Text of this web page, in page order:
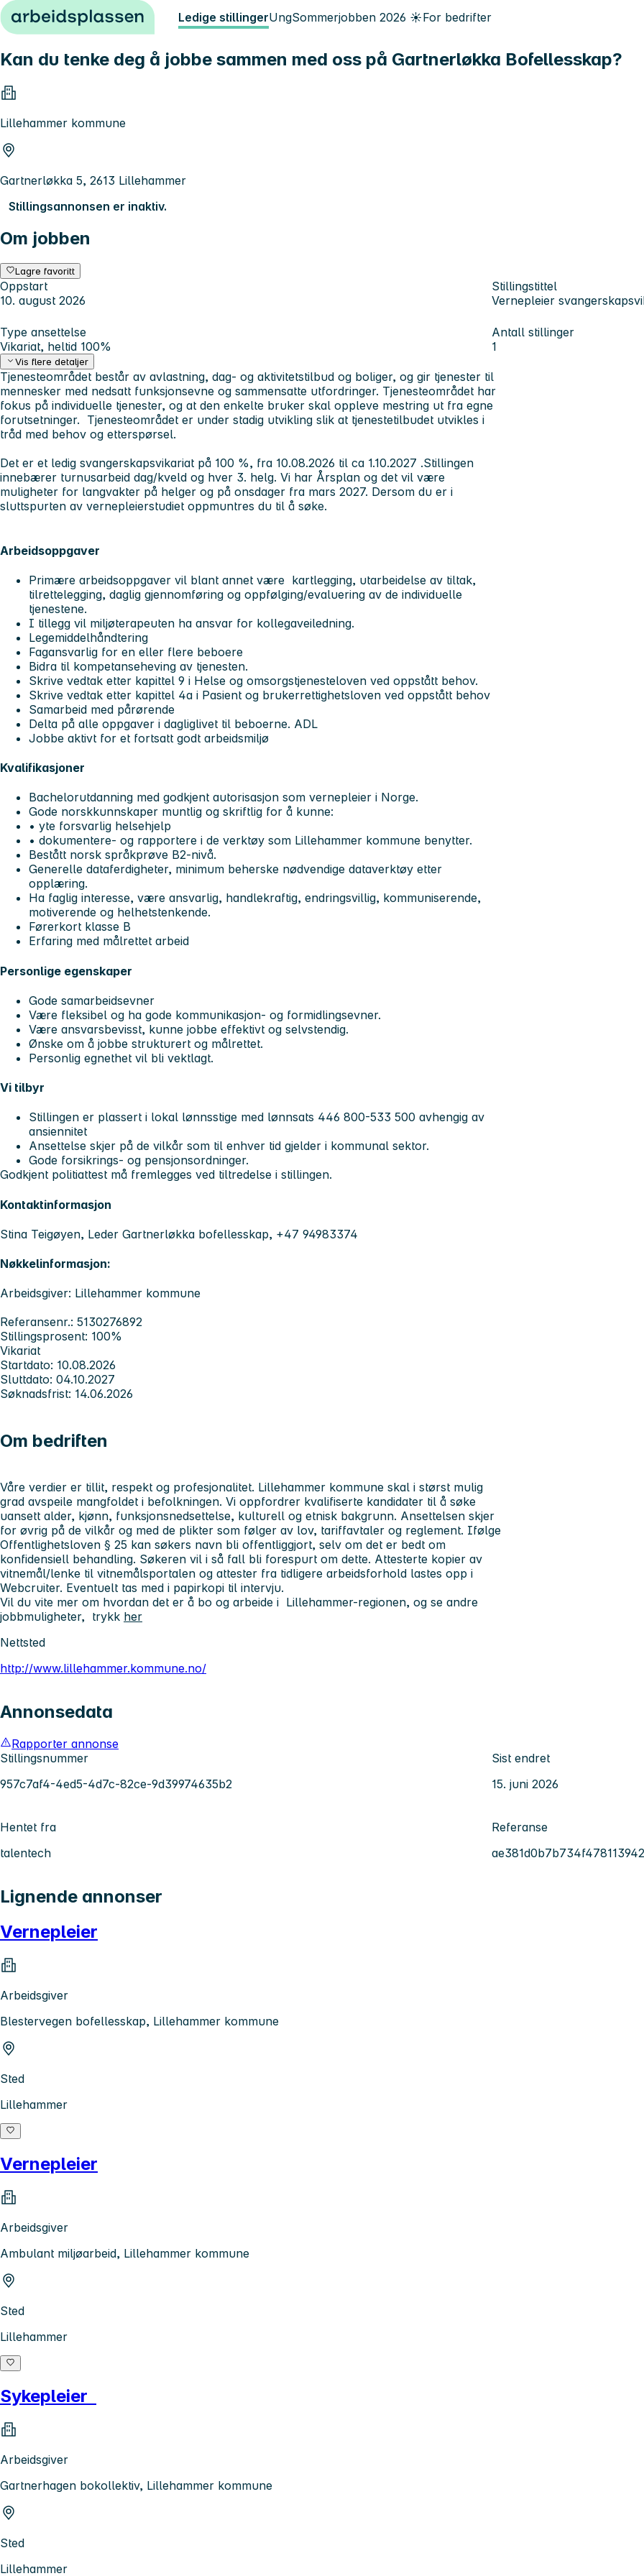
Hopp til innhold Ledige stillingerUngSommerjobben 2026 ☀️For bedrifter
Kan du tenke deg å jobbe sammen med oss på Gartnerløkka Bofellesskap?
Lillehammer kommune
Gartnerløkka 5, 2613 Lillehammer
Stillingsannonsen er inaktiv.
Om jobben
Lagre favoritt
Oppstart
10. august 2026
Stillingstittel
Vernepleier
Type ansettelse
Vikariat, heltid 100%
Antall stillinger
1
Vis flere detaljer
Tjenesteområdet består av avlastning, dag- og aktivitetstilbud og boliger, og gir tjenester til
mennesker med nedsatt funksjonsevne og sammensatte utfordringer. Tjenesteområdet har
fokus på individuelle tjenester, og at den enkelte bruker skal oppleve mestring ut fra egne
forutsetninger. Tjenesteområdet er under stadig utvikling slik at tjenestetilbudet utvikles i
tråd med behov og etterspørsel.
Det er et ledig svangerskapsvikariat på 100 %, fra 10.08.2026 til ca 1.10.2027 .Stillingen
innebærer turnusarbeid dag/kveld og hver 3. helg. Vi har Årsplan og det vil være
muligheter for langvakter på helger og på onsdager fra mars 2027. Dersom du er i
sluttspurten av vernepleierstudiet oppmuntres du til å søke.
Arbeidsoppgaver
Primære arbeidsoppgaver vil blant annet være kartlegging, utarbeidelse av tiltak,
tilrettelegging, daglig gjennomføring og oppfølging/evaluering av de individuelle
tjenestene.
I tillegg vil miljøterapeuten ha ansvar for kollegaveiledning.
Legemiddelhåndtering
Fagansvarlig for en eller flere beboere
Bidra til kompetanseheving av tjenesten.
Skrive vedtak etter kapittel 9 i Helse og omsorgstjenesteloven ved oppstått behov.
Skrive vedtak etter kapittel 4a i Pasient og brukerrettighetsloven ved oppstått behov
Samarbeid med pårørende
Delta på alle oppgaver i dagliglivet til beboerne. ADL
Jobbe aktivt for et fortsatt godt arbeidsmiljø
Kvalifikasjoner
Bachelorutdanning med godkjent autorisasjon som vernepleier i Norge.
Gode norskkunnskaper muntlig og skriftlig for å kunne:
• yte forsvarlig helsehjelp
• dokumentere- og rapportere i de verktøy som Lillehammer kommune benytter.
Bestått norsk språkprøve B2-nivå.
Generelle dataferdigheter, minimum beherske nødvendige dataverktøy etter
opplæring.
Ha faglig interesse, være ansvarlig, handlekraftig, endringsvillig, kommuniserende,
motiverende og helhetstenkende.
Førerkort klasse B
Erfaring med målrettet arbeid
Personlige egenskaper
Gode samarbeidsevner
Være fleksibel og ha gode kommunikasjon- og formidlingsevner.
Være ansvarsbevisst, kunne jobbe effektivt og selvstendig.
Ønske om å jobbe strukturert og målrettet.
Personlig egnethet vil bli vektlagt.
Vi tilbyr
Stillingen er plassert i lokal lønnsstige med lønnsats 446 800-533 500 avhengig av
ansiennitet
Ansettelse skjer på de vilkår som til enhver tid gjelder i kommunal sektor.
Gode forsikrings- og pensjonsordninger.
Godkjent politiattest må fremlegges ved tiltredelse i stillingen.
Kontaktinformasjon
Stina Teigøyen, Leder Gartnerløkka bofellesskap, +47 94983374
Nøkkelinformasjon:
Arbeidsgiver: Lillehammer kommune
Referansenr.: 5130276892
Stillingsprosent: 100%
Vikariat
Startdato: 10.08.2026
Sluttdato: 04.10.2027
Søknadsfrist: 14.06.2026
Om bedriften
Våre verdier er tillit, respekt og profesjonalitet. Lillehammer kommune skal i størst mulig
grad avspeile mangfoldet i befolkningen. Vi oppfordrer kvalifiserte kandidater til å søke
uansett alder, kjønn, funksjonsnedsettelse, kulturell og etnisk bakgrunn. Ansettelsen skjer
for øvrig på de vilkår og med de plikter som følger av lov, tariffavtaler og reglement. Ifølge
Offentlighetsloven § 25 kan søkers navn bli offentliggjort, selv om det er bedt om
konfidensiell behandling. Søkeren vil i så fall bli forespurt om dette. Attesterte kopier av
vitnemål/lenke til vitnemålsportalen og attester fra tidligere arbeidsforhold lastes opp i
Webcruiter. Eventuelt tas med i papirkopi til intervju.
Vil du vite mer om hvordan det er å bo og arbeide i Lillehammer-regionen, og se andre
jobbmuligheter, trykk her
Nettsted
http://www.lillehammer.kommune.no/
Annonsedata
Rapporter annonse
Stillingsnummer
957c7af4-4ed5-4d7c-82ce-9d39974635b2
Sist endret
15. juni 2026
Hentet fra
talentech
Referanse
Lignende annonser
Vernepleier
Arbeidsgiver
Blestervegen bofellesskap, Lillehammer kommune
Sted
Lillehammer
Vernepleier
Arbeidsgiver
Ambulant miljøarbeid, Lillehammer kommune
Sted
Lillehammer
Sykepleier
Arbeidsgiver
Gartnerhagen bokollektiv, Lillehammer kommune
Sted
Lillehammer